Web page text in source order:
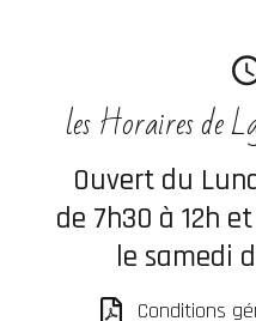
les Horaires de
Ouvert du
de 7h30 à 12h
le samedi
Conditions